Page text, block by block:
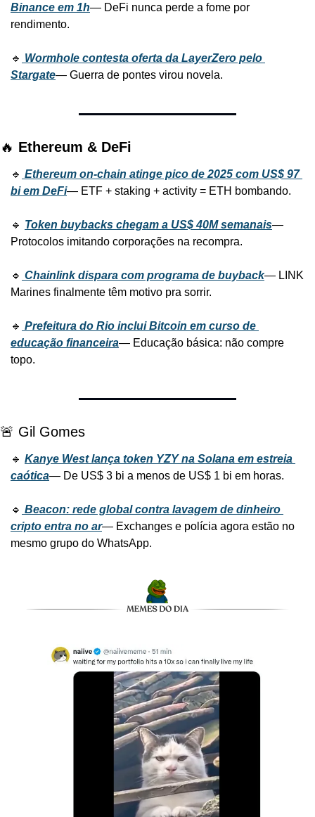
Binance em 1h— DeFi nunca perde a fome por
rendimento.
🔹 Wormhole contesta oferta da LayerZero pelo
Stargate— Guerra de pontes virou novela.
🔥 Ethereum & DeFi
🔹 Ethereum on-chain atinge pico de 2025 com US$ 97
bi em DeFi— ETF + staking + activity = ETH bombando.
🔹 Token buybacks chegam a US$ 40M semanais—
Protocolos imitando corporações na recompra.
🔹 Chainlink dispara com programa de buyback— LINK
Marines finalmente têm motivo pra sorrir.
🔹 Prefeitura do Rio inclui Bitcoin em curso de
educação financeira— Educação básica: não compre
topo.
🚨 Gil Gomes
🔹 Kanye West lança token YZY na Solana em estreia
caótica— De US$ 3 bi a menos de US$ 1 bi em horas.
🔹 Beacon: rede global contra lavagem de dinheiro
cripto entra no ar— Exchanges e polícia agora estão no
mesmo grupo do WhatsApp.